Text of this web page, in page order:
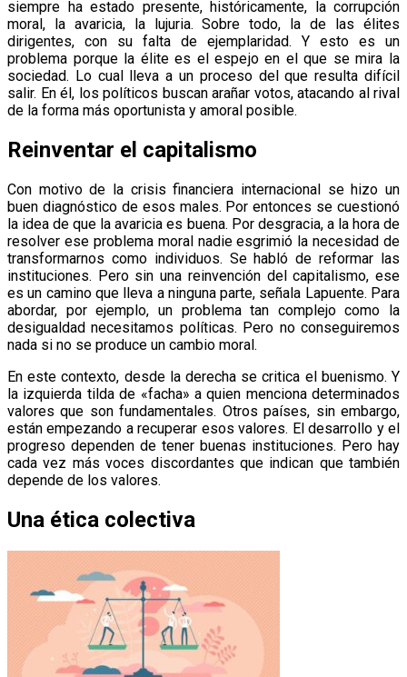
siempre ha estado presente, históricamente, la corrupción
moral, la avaricia, la lujuria. Sobre todo, la de las élites
dirigentes, con su falta de ejemplaridad. Y esto es un
problema porque la élite es el espejo en el que se mira la
sociedad. Lo cual lleva a un proceso del que resulta difícil
salir. En él, los políticos buscan arañar votos, atacando al rival
de la forma más oportunista y amoral posible.
Reinventar el capitalismo
Con motivo de la crisis financiera internacional se hizo un
buen diagnóstico de esos males. Por entonces se cuestionó
la idea de que la avaricia es buena. Por desgracia, a la hora de
resolver ese problema moral nadie esgrimió la necesidad de
transformarnos como individuos. Se habló de reformar las
instituciones. Pero sin una reinvención del capitalismo, ese
es un camino que lleva a ninguna parte, señala Lapuente. Para
abordar, por ejemplo, un problema tan complejo como la
desigualdad necesitamos políticas. Pero no conseguiremos
nada si no se produce un cambio moral.
En este contexto, desde la derecha se critica el buenismo. Y
la izquierda tilda de «facha» a quien menciona determinados
valores que son fundamentales. Otros países, sin embargo,
están empezando a recuperar esos valores. El desarrollo y el
progreso dependen de tener buenas instituciones. Pero hay
cada vez más voces discordantes que indican que también
depende de los valores.
Una ética colectiva